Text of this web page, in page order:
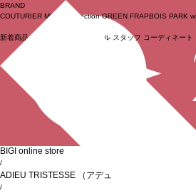
ログイン
BRAND
COUTURIER MOGA Collection GREEN FRAPBOIS PARK
新着商品 (ライブ) セール スタッフ コーディネート
BIGI online store
/
ADIEU TRISTESSE （アデュートリステス）
/